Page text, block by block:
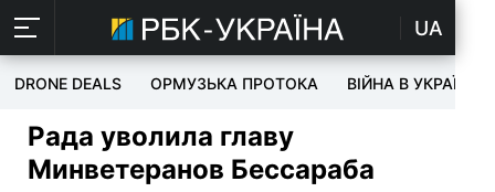
UA
DRONE DEALS ОРМУЗЬКА ПРОТОКА ВІЙНА В УКРАЇНІ
Рада уволила главу
Минветеранов Бессараба